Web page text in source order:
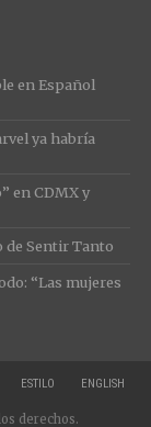
en Español
ya habría
en CDMX y
de Sentir Tanto
“Las mujeres
ESTILO ENGLISH
derechos.